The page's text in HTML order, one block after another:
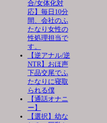
合/女体化対
応】毎日10分
間、会社のふ
たなり女性の
性処理担当で
す。
【逆アナル/逆
NTR】おほ声
下品交尾でふ
たなりに寝取
られる僕
【通話オナニ
ー】
【選択】幼な